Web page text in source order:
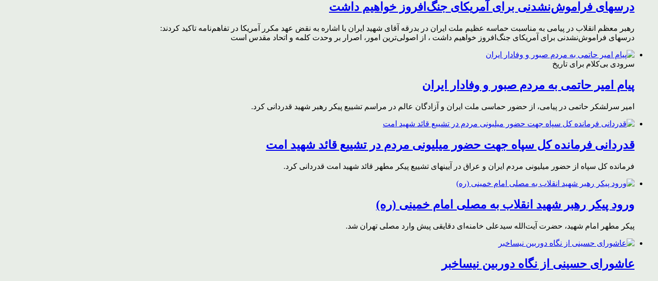
درسهای فراموش‌نشدنی برای آمریکای جنگ‌افروز خواهیم داشت
رهبر معظم انقلاب در پیامی به مناسبت حماسه عظیم ملت ایران در بدرقه آقای شهید ایران با اشاره به نقض عهد مکرر آمریکا در تفاهم‌نامه تاکید کردند:
درسهای فراموش‌نشدنی برای آمریکای جنگ‌افروز خواهیم داشت ، از اصولی‌ترین امور، اصرار بر وحدت کلمه و اتحاد مقدس است
سرودی بی‌کلام برای تاریخ
پیام امیر حاتمی به مردم صبور و وفادار ایران
امیر سرلشکر حاتمی در پیامی، از حضور حماسی ملت ایران و آزادگان عالم در مراسم تشییع پیکر رهبر شهید قدردانی کرد.
قدردانی فرمانده کل سپاه جهت حضور میلیونی مردم در تشییع قائد شهید امت
فرمانده کل سپاه از حضور میلیونی مردم ایران و عراق در آیینهای تشییع پیکر مطهر قائد شهید امت قدردانی کرد.
ورود پیکر رهبر شهید انقلاب به مصلی امام خمینی (ره)
پیکر مطهر امام شهید،‌ حضرت آیت‌الله سیدعلی خامنه‌ای دقایقی پیش وارد مصلی تهران شد.
عاشورای حسینی از نگاه دوربین نیساخبر